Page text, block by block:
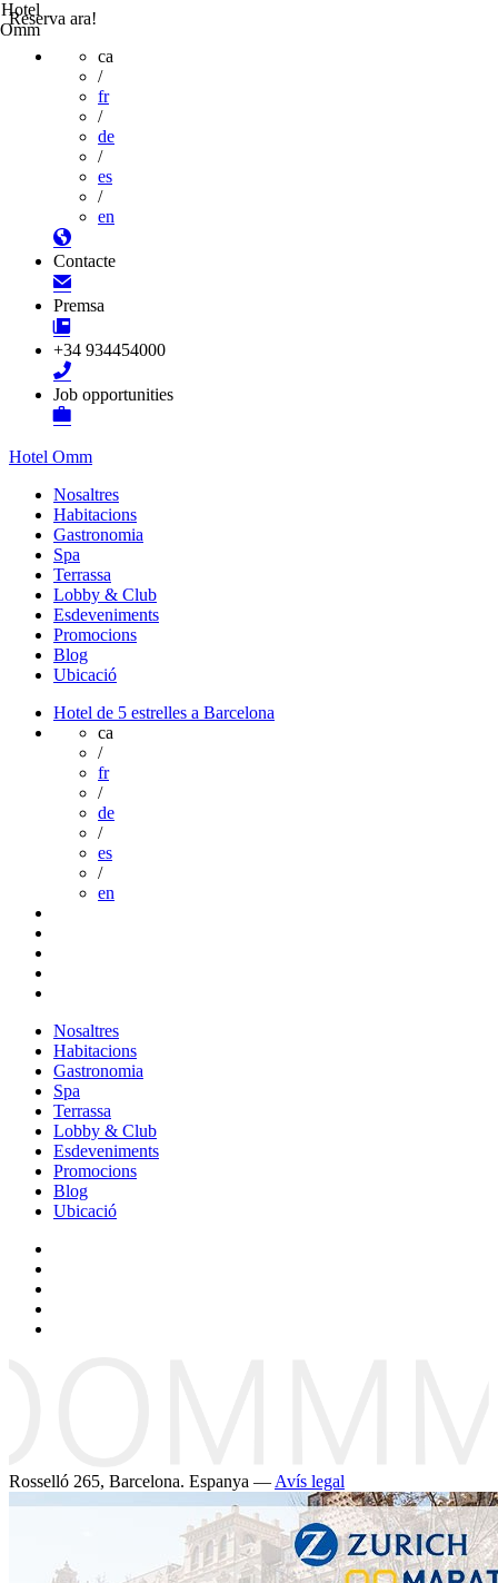
Reserva ara!
ca
/
fr
/
de
/
es
/
en
Contacte
Premsa
+34 934454000
Job opportunities
Hotel Omm
Nosaltres
Habitacions
Gastronomia
Spa
Terrassa
Lobby & Club
Esdeveniments
Promocions
Blog
Ubicació
Hotel de 5 estrelles a Barcelona
ca
/
fr
/
de
/
es
/
en
Nosaltres
Habitacions
Gastronomia
Spa
Terrassa
Lobby & Club
Esdeveniments
Promocions
Blog
Ubicació
Rosselló 265, Barcelona. Espanya — Avís legal
Hotel
Omm